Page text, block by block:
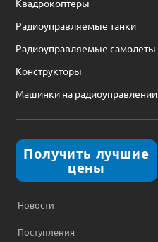
Радиоуправляемые танки
Радиоуправляемые самолеты
Конструкторы
Машинки на радиоуправлении
Получить лучшие
цены
Новости
Поступления